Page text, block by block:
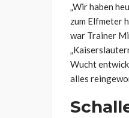
„Wir haben
zum Elfmeter
war Trainer
Wucht
alles